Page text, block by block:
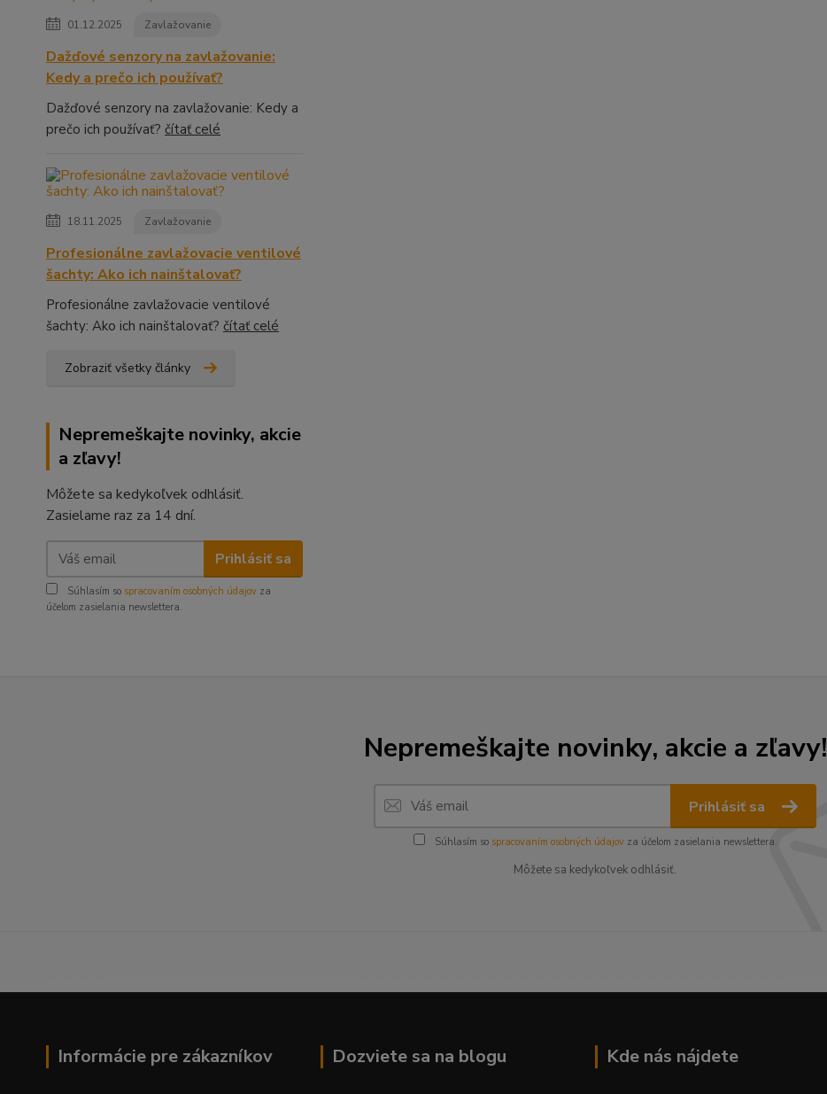
01.12.2025 Zavlažovanie
Dažďové senzory na zavlažovanie:
Kedy a prečo ich používať?
Dažďové senzory na zavlažovanie: Kedy a
prečo ich používať? čítať celé
18.11.2025 Zavlažovanie
Profesionálne zavlažovacie ventilové
šachty: Ako ich nainštalovať?
Profesionálne zavlažovacie ventilové
šachty: Ako ich nainštalovať? čítať celé
Zobraziť všetky články
Nepremeškajte novinky, akcie
a zľavy!
Môžete sa kedykoľvek odhlásiť.
Zasielame raz za 14 dní.
Prihlásiť sa
Súhlasím so spracovaním osobných údajov za
účelom zasielania newslettera.
Nepremeškajte novinky, akcie a zľavy!
Prihlásiť sa
Súhlasím so spracovaním osobných údajovza účelom zasielania newslettera.
Môžete sa kedykoľvek odhlásiť.
Informácie pre zákazníkov Dozviete sa na blogu Kde nás nájdete